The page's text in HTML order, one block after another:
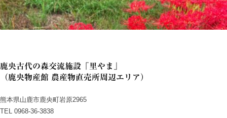
鹿央古代の森交流施設「里やま」
（鹿央物産館 農産物直売所周辺エリア）
熊本県山鹿市鹿央町岩原2965
TEL 0968-36-3838